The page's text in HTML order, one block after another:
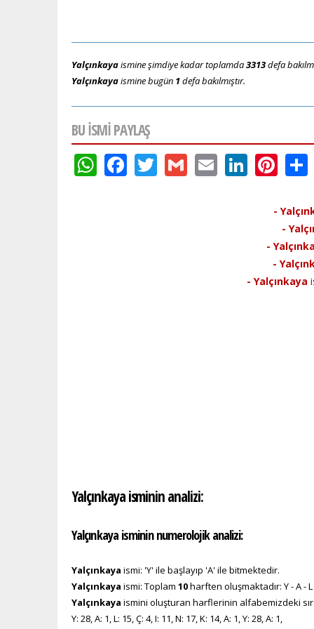
Yalçınkayaismine şimdiye kadar toplamda3313defa
Yalçınkayaismine bugün 1defa bakılmıştır.
BU ISMI PAYLAŞ
WhatsApp
Facebook
Twitter
GmailEmail
-
-
-
-
- Yalçınkaya
Yalçınkaya isminin analizi:
Yalçınkaya isminin numerolojik analizi:
Yalçınkaya ismi: 'Y' ile başlayıp 'A' ile bitmektedir.
Yalçınkaya ismi: Toplam 10harften oluşmaktadır: Y - A - L
Yalçınkaya ismini oluşturan harflerinin alfabemizdeki
Y: 28, A: 1, L: 15, Ç: 4, I: 11, N: 17, K: 14, A: 1, Y: 28, A: 1,